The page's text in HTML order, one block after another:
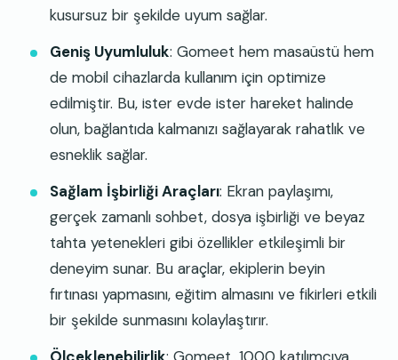
kusursuz bir şekilde uyum sağlar.
Geniş Uyumluluk: Gomeet hem masaüstü hem
de mobil cihazlarda kullanım için optimize
edilmiştir. Bu, ister evde ister hareket halinde
olun, bağlantıda kalmanızı sağlayarak rahatlık ve
esneklik sağlar.
Sağlam İşbirliği Araçları: Ekran paylaşımı,
gerçek zamanlı sohbet, dosya işbirliği ve beyaz
tahta yetenekleri gibi özellikler etkileşimli bir
deneyim sunar. Bu araçlar, ekiplerin beyin
fırtınası yapmasını, eğitim almasını ve fikirleri etkili
bir şekilde sunmasını kolaylaştırır.